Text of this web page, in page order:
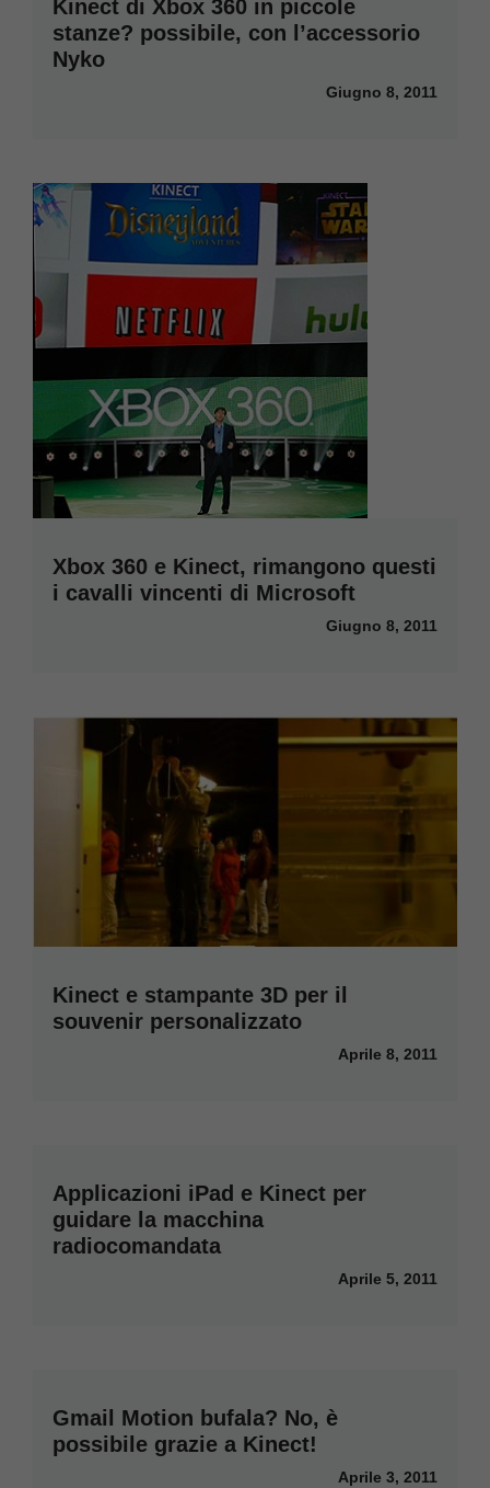
Kinect di Xbox 360 in piccole
stanze? possibile, con l’accessorio
Nyko
Giugno 8, 2011
Xbox 360 e Kinect, rimangono questi
i cavalli vincenti di Microsoft
Giugno 8, 2011
Kinect e stampante 3D per il
souvenir personalizzato
Aprile 8, 2011
Applicazioni iPad e Kinect per
guidare la macchina
radiocomandata
Aprile 5, 2011
Gmail Motion bufala? No, è
possibile grazie a Kinect!
Aprile 3, 2011